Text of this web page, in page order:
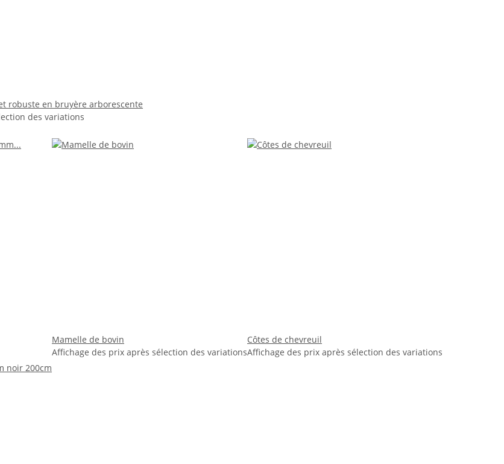
robuste en bruyère arborescente
des variations
noir 200cm
Mamelle de bovin
Affichage des prix après sélection des variations
Côtes de chevreuil
Affichage des prix après sélection des variations